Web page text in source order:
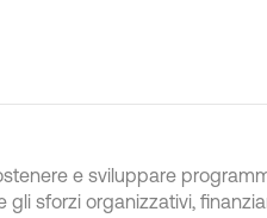
e sviluppare
sforzi organizzativi,